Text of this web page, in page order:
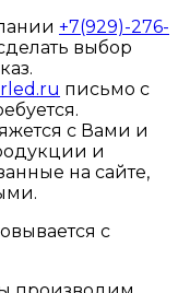
+7(929)-276-
выбор
письмо с
с Вами и
и
на сайте,
с